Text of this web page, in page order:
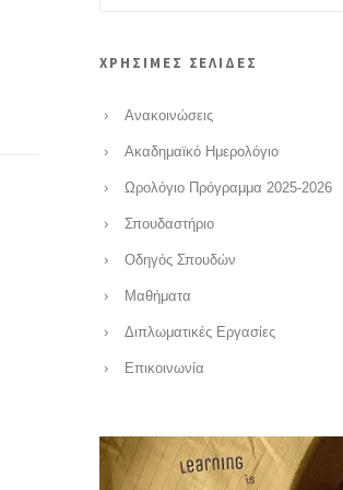
ΧΡΗΣΙΜΕΣ ΣΕΛΙΔΕΣ
Ανακοινώσεις
Ακαδημαϊκό Ημερολόγιο
Ωρολόγιο Πρόγραμμα 2025-2026
Σπουδαστήριο
Οδηγός Σπουδών
Μαθήματα
Διπλωματικές Εργασίες
Επικοινωνία